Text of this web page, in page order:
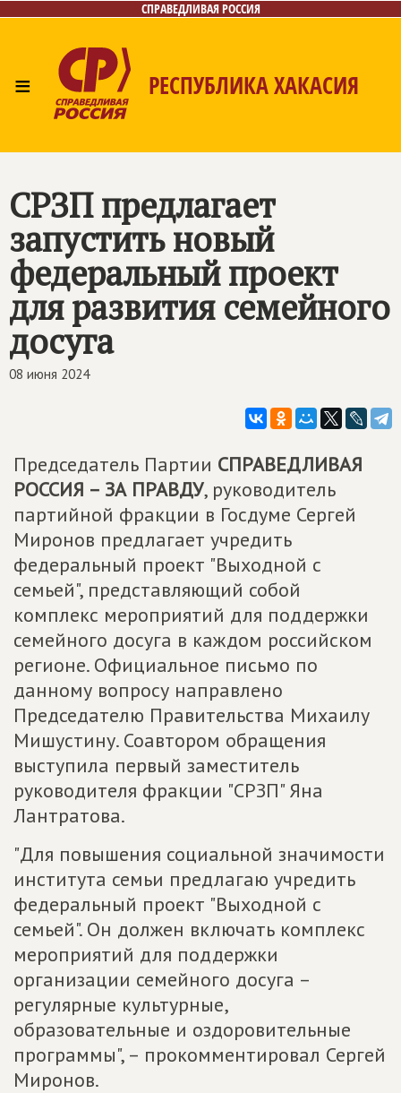
СПРАВЕДЛИВАЯ РОССИЯ
≡ РЕСПУБЛИКА ХАКАСИЯ
СРЗП предлагает
запустить новый
федеральный проект
для развития семейного
досуга
08 июня 2024
Председатель Партии СПРАВЕДЛИВАЯ
РОССИЯ – ЗА ПРАВДУ, руководитель
партийной фракции в Госдуме Сергей
Миронов предлагает учредить
федеральный проект "Выходной с
семьей", представляющий собой
комплекс мероприятий для поддержки
семейного досуга в каждом российском
регионе. Официальное письмо по
данному вопросу направлено
Председателю Правительства Михаилу
Мишустину. Соавтором обращения
выступила первый заместитель
руководителя фракции "СРЗП" Яна
Лантратова.
"Для повышения социальной значимости
института семьи предлагаю учредить
федеральный проект "Выходной с
семьей". Он должен включать комплекс
мероприятий для поддержки
организации семейного досуга –
регулярные культурные,
образовательные и оздоровительные
программы", – прокомментировал Сергей
Миронов.